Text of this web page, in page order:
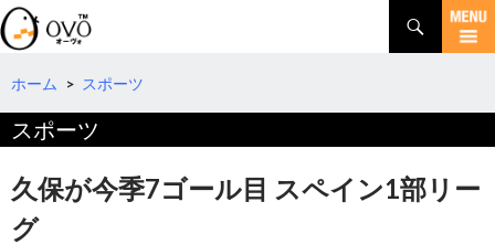
検
索
コ
テ
へ
動
ホーム > スポーツ
スポーツ
久保が今季7ゴール目 スペイン1部リー
グ